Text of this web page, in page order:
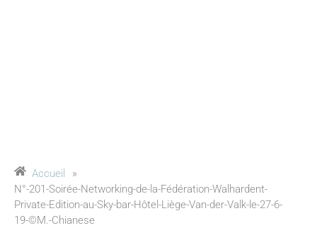
Accueil
»
N°-201-Soirée-Networking-de-la-Fédération-Walhardent-
Private-Edition-au-Sky-bar-Hôtel-Liège-Van-der-Valk-le-27-6-
19-©M.-Chianese